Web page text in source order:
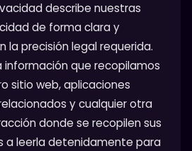
describe nuestras
de forma clara y
la precisión legal requerida.
información que recopilamos
sitio web, aplicaciones
y cualquier otra
donde se recopilen sus
a leerla detenidamente para